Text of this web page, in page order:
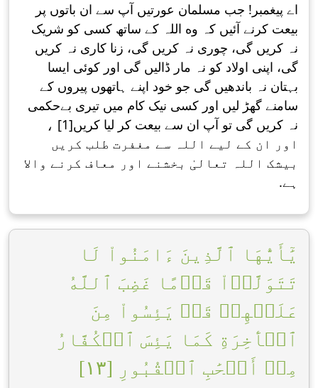
اے پیغمبر! جب مسلمان عورتیں آپ سے ان باتوں پر
بیعت کرنے آئیں کہ وه اللہ کے ساتھ کسی کو شریک
نہ کریں گی، چوری نہ کریں گی، زنا کاری نہ کریں
گی، اپنی اوﻻد کو نہ مار ڈالیں گی اور کوئی ایسا
بہتان نہ باندھیں گی جو خود اپنے ہاتھوں پیروں کے
سامنے گھڑ لیں اور کسی نیک کام میں تیری بےحکمی
نہ کریں گی تو آپ ان سے بیعت کر لیا کریں[1] ،
اور ان کے لیے اللہ سے مغفرت طلب کریں
بیشک اللہ تعالیٰ بخشنے اور معاف کرنے واﻻ
ہے.
يَٰٓأَيُّهَا ٱلَّذِينَ ءَامَنُواْ لَا
تَتَوَلَّوۡاْ قَوۡمًا غَضِبَ ٱللَّهُ
عَلَيۡهِمۡ قَدۡ يَئِسُواْ مِنَ
ٱلۡأٓخِرَةِ كَمَا يَئِسَ ٱلۡكُفَّارُ
مِنۡ أَصۡحَٰبِ ٱلۡقُبُورِ [١٣]